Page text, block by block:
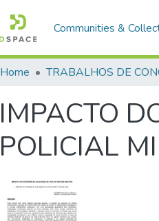
Communities &
Home
IMPACTO
POLICIAL